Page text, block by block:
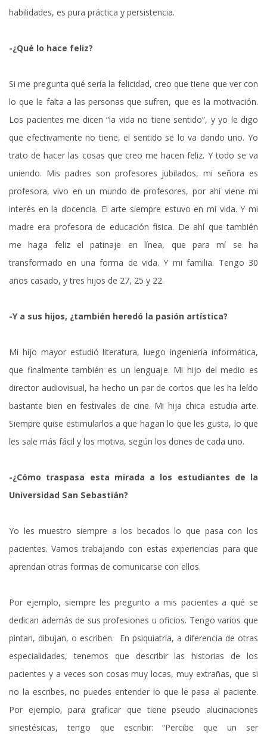
habilidades, es pura práctica y persistencia.
-¿Qué lo hace feliz?
Si me pregunta qué sería la felicidad, creo que tiene que ver con
lo que le falta a las personas que sufren, que es la motivación.
Los pacientes me dicen “la vida no tiene sentido”, y yo le digo
que efectivamente no tiene, el sentido se lo va dando uno. Yo
trato de hacer las cosas que creo me hacen feliz. Y todo se va
uniendo. Mis padres son profesores jubilados, mi señora es
profesora, vivo en un mundo de profesores, por ahí viene mi
interés en la docencia. El arte siempre estuvo en mi vida. Y mi
madre era profesora de educación física. De ahí que también
me haga feliz el patinaje en línea, que para mí se ha
transformado en una forma de vida. Y mi familia. Tengo 30
años casado, y tres hijos de 27, 25 y 22.
-Y a sus hijos, ¿también heredó la pasión artística?
Mi hijo mayor estudió literatura, luego ingeniería informática,
que finalmente también es un lenguaje. Mi hijo del medio es
director audiovisual, ha hecho un par de cortos que les ha leído
bastante bien en festivales de cine. Mi hija chica estudia arte.
Siempre quise estimularlos a que hagan lo que les gusta, lo que
les sale más fácil y los motiva, según los dones de cada uno.
-¿Cómo traspasa esta mirada a los estudiantes de la
Universidad San Sebastián?
Yo les muestro siempre a los becados lo que pasa con los
pacientes. Vamos trabajando con estas experiencias para que
aprendan otras formas de comunicarse con ellos.
Por ejemplo, siempre les pregunto a mis pacientes a qué se
dedican además de sus profesiones u oficios. Tengo varios que
pintan, dibujan, o escriben. En psiquiatría, a diferencia de otras
especialidades, tenemos que describir las historias de los
pacientes y a veces son cosas muy locas, muy extrañas, que si
no la escribes, no puedes entender lo que le pasa al paciente.
Por ejemplo, para graficar que tiene pseudo alucinaciones
sinestésicas, tengo que escribir: “Percibe que un ser